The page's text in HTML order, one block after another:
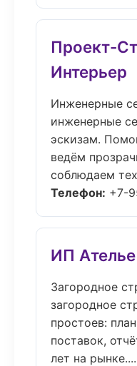
Проект-
Интерьер
Инженерные
инженерные
эскизам.
ведём
соблюдаем
Телефон: +7-
ИП
Загородное
загородное
простоев:
поставок,
лет на рынке....